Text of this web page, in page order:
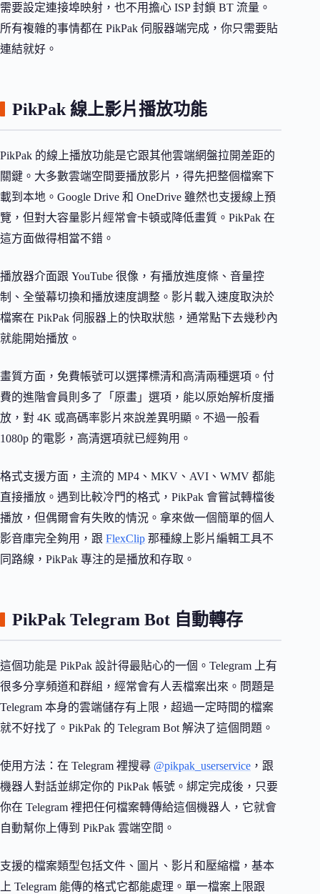
需要設定連接埠映射，也不用擔心 ISP 封鎖 BT 流量。
所有複雜的事情都在 PikPak 伺服器端完成，你只需要貼
連結就好。
PikPak 線上影片播放功能
PikPak 的線上播放功能是它跟其他雲端網盤拉開差距的
關鍵。大多數雲端空間要播放影片，得先把整個檔案下
載到本地。Google Drive 和 OneDrive 雖然也支援線上預
覽，但對大容量影片經常會卡頓或降低畫質。PikPak 在
這方面做得相當不錯。
播放器介面跟 YouTube 很像，有播放進度條、音量控
制、全螢幕切換和播放速度調整。影片載入速度取決於
檔案在 PikPak 伺服器上的快取狀態，通常點下去幾秒內
就能開始播放。
畫質方面，免費帳號可以選擇標清和高清兩種選項。付
費的進階會員則多了「原畫」選項，能以原始解析度播
放，對 4K 或高碼率影片來說差異明顯。不過一般看
1080p 的電影，高清選項就已經夠用。
格式支援方面，主流的 MP4、MKV、AVI、WMV 都能
直接播放。遇到比較冷門的格式，PikPak 會嘗試轉檔後
播放，但偶爾會有失敗的情況。拿來做一個簡單的個人
影音庫完全夠用，跟 FlexClip 那種線上影片編輯工具不
同路線，PikPak 專注的是播放和存取。
PikPak Telegram Bot 自動轉存
這個功能是 PikPak 設計得最貼心的一個。Telegram 上有
很多分享頻道和群組，經常會有人丟檔案出來。問題是
Telegram 本身的雲端儲存有上限，超過一定時間的檔案
就不好找了。PikPak 的 Telegram Bot 解決了這個問題。
使用方法：在 Telegram 裡搜尋 @pikpak_userservice ，跟
機器人對話並綁定你的 PikPak 帳號。綁定完成後，只要
你在 Telegram 裡把任何檔案轉傳給這個機器人，它就會
自動幫你上傳到 PikPak 雲端空間。
支援的檔案類型包括文件、圖片、影片和壓縮檔，基本
上 Telegram 能傳的格式它都能處理。單一檔案上限跟